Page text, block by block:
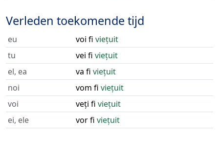
Verleden toekomende tijd
eu voi fi viețuit
tu
vei fi viețuit
el, ea
va fi viețuit
noi
vom fi viețuit
voi
veți fi viețuit
ei, ele
vor fi viețuit